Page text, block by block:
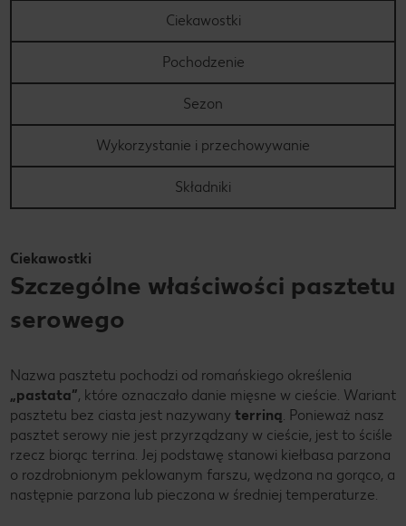
Ciekawostki
Pochodzenie
Sezon
Wykorzystanie i przechowywanie
Składniki
Ciekawostki
Szczególne właściwości pasztetu
serowego
Nazwa pasztetu pochodzi od romańskiego określenia
„pastata”, które oznaczało danie mięsne w cieście. Wariant
pasztetu bez ciasta jest nazywany terriną. Ponieważ nasz
pasztet serowy nie jest przyrządzany w cieście, jest to ściśle
rzecz biorąc terrina. Jej podstawę stanowi kiełbasa parzona
o rozdrobnionym peklowanym farszu, wędzona na gorąco, a
następnie parzona lub pieczona w średniej temperaturze.